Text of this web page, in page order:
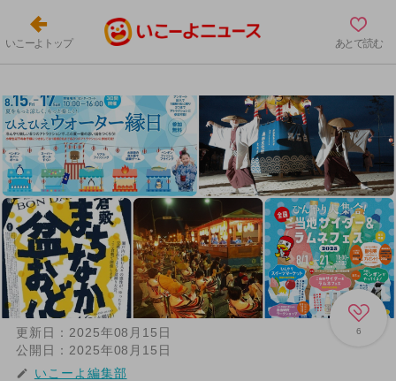
いこーよトップ あとで読む
6
更新日： 2025年08月15日
公開日： 2025年08月15日
いこーよ編集部